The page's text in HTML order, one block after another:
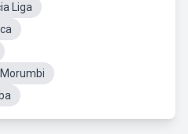
Liga